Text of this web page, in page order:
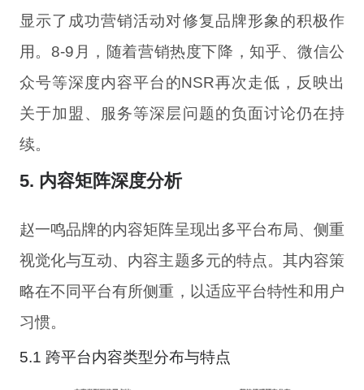
显示了成功营销活动对修复品牌形象的积极作
用。8-9月，随着营销热度下降，知乎、微信公
众号等深度内容平台的NSR再次走低，反映出
关于加盟、服务等深层问题的负面讨论仍在持
续。
5. 内容矩阵深度分析
赵一鸣品牌的内容矩阵呈现出多平台布局、侧重
视觉化与互动、内容主题多元的特点。其内容策
略在不同平台有所侧重，以适应平台特性和用户
习惯。
5.1 跨平台内容类型分布与特点